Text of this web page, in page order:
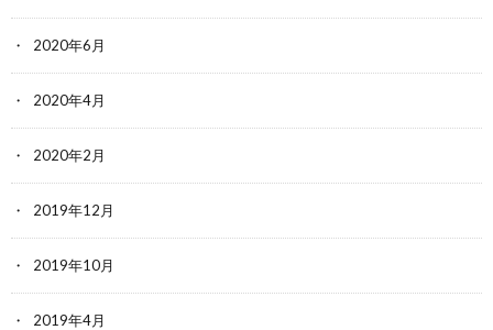
2020年6月
2020年4月
2020年2月
2019年12月
2019年10月
2019年4月